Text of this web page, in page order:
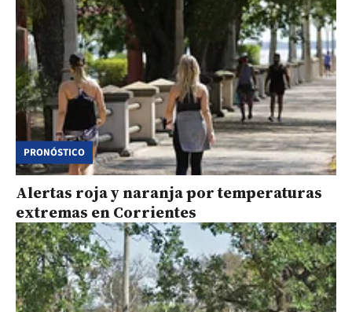
PRONÓSTICO
Alertas roja y naranja por temperaturas
extremas en Corrientes